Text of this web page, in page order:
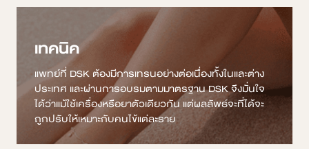
เทคนิค
แพทย์ที่ DSK ต้องมีการเทรนอย่างต่อเนื่องทั้งในและต่าง
ประเทศ และผ่านการอบรมตามมาตรฐาน DSK จึงมั่นใจ
ได้ว่าแม้ใช้เครื่องหรือยาตัวเดียวกัน แต่ผลลัพธ์จะที่ได้จะ
ถูกปรับให้เหมาะกับคนไข้แต่ละราย